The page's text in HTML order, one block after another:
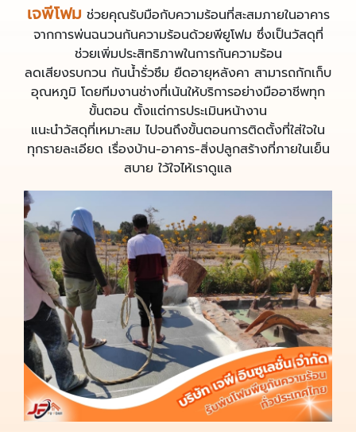
เจพีโฟม ช่วยคุณรับมือกับความร้อนที่สะสมภายในอาคาร
จากการพ่นฉนวนกันความร้อนด้วยพียูโฟม ซึ่งเป็นวัสดุที่
ช่วยเพิ่มประสิทธิภาพในการกันความร้อน
ลดเสียงรบกวน กันน้ำรั่วซึม ยืดอายุหลังคา สามารถกักเก็บ
อุณหภูมิ โดยทีมงานช่างที่เน้นให้บริการอย่างมืออาชีพทุก
ขั้นตอน ตั้งแต่การประเมินหน้างาน
แนะนำวัสดุที่เหมาะสม ไปจนถึงขั้นตอนการติดตั้งที่ใส่ใจใน
ทุกรายละเอียด เรื่องบ้าน-อาคาร-สิ่งปลูกสร้างที่ภายในเย็น
สบาย ใว้ใจไห้เราดูแล